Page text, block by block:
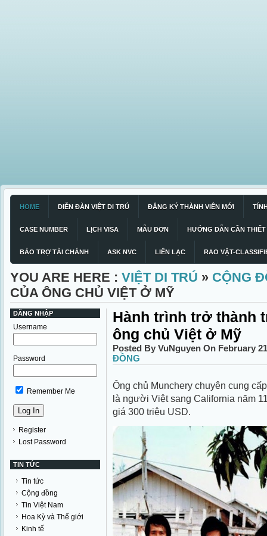
HOME DIỄN ĐÀN VIỆT DI TRÚ ĐĂNG KÝ THÀNH VIÊN MỚI
CASE NUMBER LỊCH VISA MẪU ĐƠN HƯỚNG DẪN CẦN THIẾT
BẢO TRỢ TÀI CHÁNH ASK NVC LIÊN LẠC RAO VẶT-
YOU ARE HERE : VIỆT DI TRÚ » CỘNG
CỦA ÔNG CHỦ VIỆT Ở MỸ
ĐĂNG NHẬP
Username
Password
Remember Me
Register
Lost Password
TIN TỨC
Tin tức
Cộng đồng
Tin Việt Nam
Hoa Kỳ và Thế giới
Kinh tế
Hành trình trở thành
ông chủ Việt ở Mỹ
Posted By VuNguyen On February
ĐỒNG
Ông chủ Munchery chuyên cung
là người Việt sang California năm
giá 300 triệu USD.